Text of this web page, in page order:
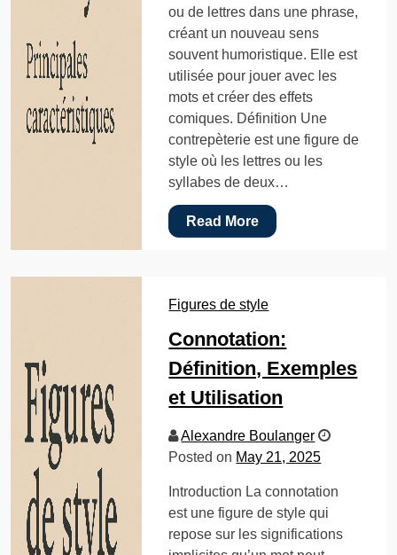
ou de lettres dans une phrase,
créant un nouveau sens
souvent humoristique. Elle est
utilisée pour jouer avec les
mots et créer des effets
comiques. Définition Une
contrepèterie est une figure de
style où les lettres ou les
syllabes de deux…
Read More
Figures de style
Connotation:
Définition, Exemples
et Utilisation
Alexandre Boulanger
Posted on May 21, 2025
Introduction La connotation
est une figure de style qui
repose sur les significations